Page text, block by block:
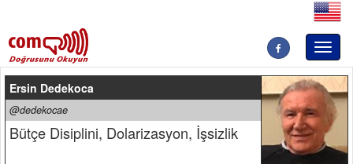
Ersin Dedekoca
@dedekocae
Bütçe Disiplini, Dolarizasyon, İşsizlik